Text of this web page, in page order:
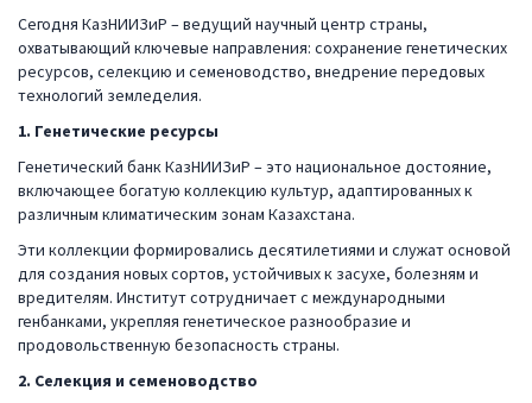
Сегодня КазНИИЗиР – ведущий научный центр страны,
охватывающий ключевые направления: сохранение генетических
ресурсов, селекцию и семеноводство, внедрение передовых
технологий земледелия.
1. Генетические ресурсы
Генетический банк КазНИИЗиР – это национальное достояние,
включающее богатую коллекцию культур, адаптированных к
различным климатическим зонам Казахстана.
Эти коллекции формировались десятилетиями и служат основой
для создания новых сортов, устойчивых к засухе, болезням и
вредителям. Институт сотрудничает с международными
генбанками, укрепляя генетическое разнообразие и
продовольственную безопасность страны.
2. Селекция и семеноводство